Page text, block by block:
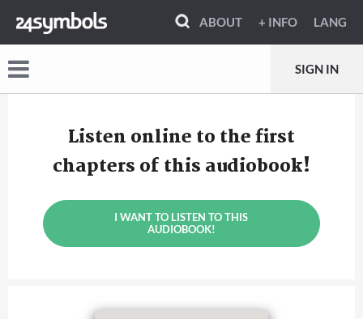
ABOUT + INFO LANG
SIGN IN
Listen online to the first
chapters of this audiobook!
I WANT TO LISTEN TO THIS
AUDIOBOOK!